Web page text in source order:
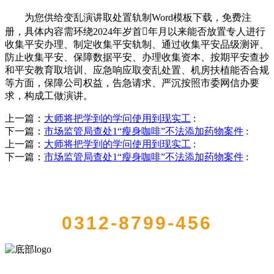
为您供给变乱演讲取处置轨制Word模板下载，免费注
册，具体内容需环绕2024年岁首年月以来能否放置专人进行
收集平安办理、制定收集平安轨制、通过收集平安品级测评、
防止收集平安、保障数据平安、办理收集资本、按期平安查抄
和平安教育取培训、应急响应取变乱处置、机房扶植能否合规
等方面，保障公司权益，告急请求、严沉按照市委网信办要
求，构成工做演讲。
上一篇： 大师将把学到的学问使用到现实工 :
下一篇： 市场监管局查处1“瘦身咖啡”不法添加药物案件 :
上一篇： 大师将把学到的学问使用到现实工 :
下一篇： 市场监管局查处1“瘦身咖啡”不法添加药物案件 :
0312-8799-456